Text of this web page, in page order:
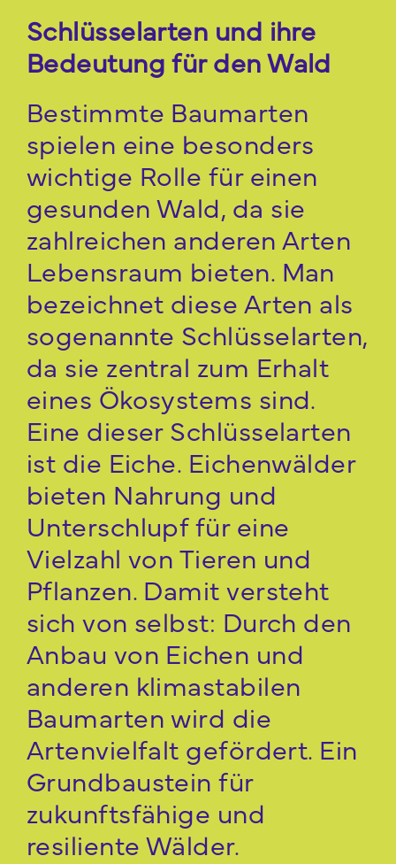
Schlüsselarten und ihre
Bedeutung für den Wald
Bestimmte Baumarten
spielen eine besonders
wichtige Rolle für einen
gesunden Wald, da sie
zahlreichen anderen Arten
Lebensraum bieten. Man
bezeichnet diese Arten als
sogenannte Schlüsselarten,
da sie zentral zum Erhalt
eines Ökosystems sind.
Eine dieser Schlüsselarten
ist die Eiche. Eichenwälder
bieten Nahrung und
Unterschlupf für eine
Vielzahl von Tieren und
Pflanzen. Damit versteht
sich von selbst: Durch den
Anbau von Eichen und
anderen klimastabilen
Baumarten wird die
Artenvielfalt gefördert. Ein
Grundbaustein für
zukunftsfähige und
resiliente Wälder.